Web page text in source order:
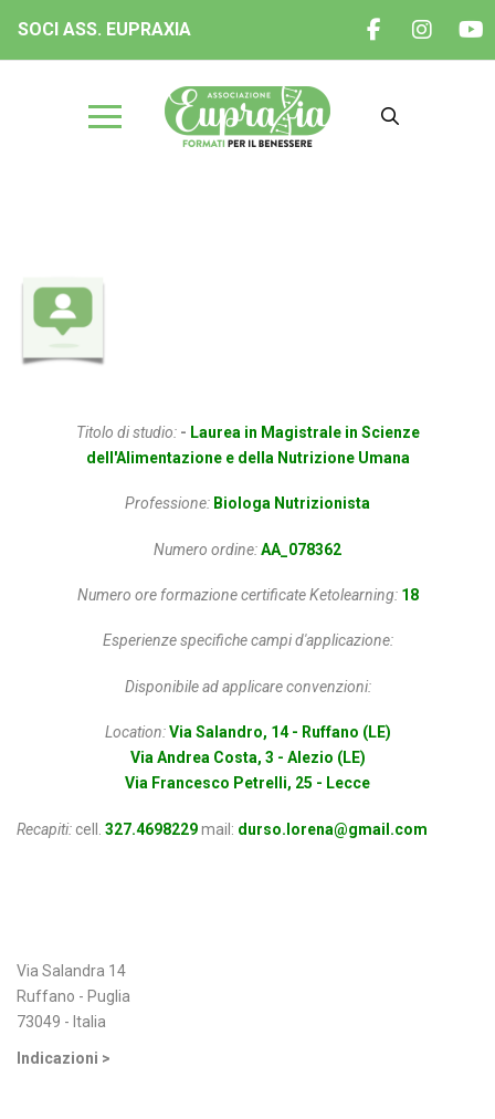
SOCI ASS. EUPRAXIA
Titolo di studio:- Laurea in Magistrale in Scienze
dell'Alimentazione e della Nutrizione Umana
Professione: Biologa Nutrizionista
Numero ordine:AA_078362
Numero ore formazione certificate Ketolearning:18
Esperienze specifiche campi d'applicazione:
Disponibile ad applicare convenzioni:
Location: Via Salandro, 14 - Ruffano (LE)
Via Andrea Costa, 3 - Alezio (LE)
Via Francesco Petrelli, 25 - Lecce
Recapiti: cell. 327.4698229mail: durso.lorena@gmail.com
Via Salandra 14
Ruffano - Puglia
73049 - Italia
Indicazioni >